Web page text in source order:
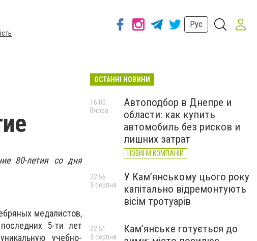
Рус
80-летия со дня
медалистов,
5-ти лет
учебно-
ОСТАННІ НОВИНИ
Автоподбор в Днепре и
области: как купить
автомобиль без рисков и
лишних затрат
НОВИНИ КОМПАНІЙ
16:00
Вчора
У Кам’янському цього року
капітально відремонтують
вісім тротуарів
22:56
3 серпня
Кам’янське готується до
22:51
3 серпня